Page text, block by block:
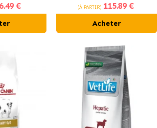
chiens
.49 €
alimentation pour chiens
adultes
(À PARTIR) 115.89 €
Acheter